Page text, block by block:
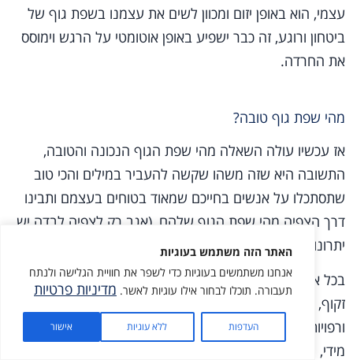
האתר הזה משתמש בעוגיות
אנחנו משתמשים בעוגיות כדי לשפר את חוויית הגלישה ולנתח
תעבורה. תוכלו לבחור אילו עוגיות לאשר. מדיניות פרטיות
העדפות ללא עוגיות אישור
עצמי, הוא באופן יזום ומכוון לשים את עצמנו בשפת גוף של
ביטחון ורוגע, זה כבר ישפיע באופן אוטומטי על הרגש וימוסס
את החרדה.
מהי שפת גוף טובה?
אז עכשיו עולה השאלה מהי שפת הגוף הנכונה והטובה,
התשובה היא שזה משהו שקשה להעביר במילים והכי טוב
שתסתכלו על אנשים בחייכם שמאוד בטוחים בעצמם ותבינו
דרך הצפיה מהי שפת הגוף שלהם, (אגב רק לצפיה לבדה יש
יתרונות רבים).
בכל אופן, אנסה לתאר במילים את שפת הגוף הבטוחה. גב
זקוף, חזה פתוח, אך לא מנופח, כפתיים מסובבות לאחור
ורפויות. ידיים לצדי הגוף וזזות בתנועות חלוקות, לא מהירות
מידי, ולא איטיות מדי. באופן כללי הידיים של אנשים בעלי
מתנה בשבילך